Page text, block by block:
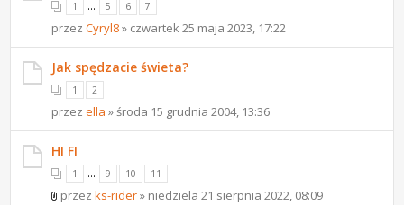
1 ... 5 6 7
przezCyryl8» czwartek 25 maja 2023, 17:22
Jak spędzacie świeta?
1 2
przezella » środa 15 grudnia 2004, 13:36
HI FI
1 ... 9 10 11
przezks-rider» niedziela 21 sierpnia 2022, 08:09